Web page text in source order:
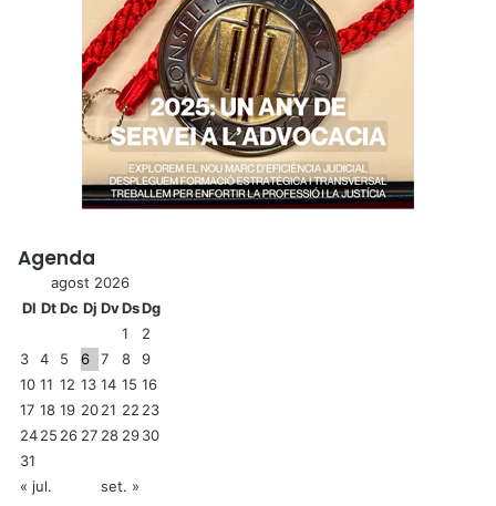
Agenda
agost 2026
Dl DtDc Dj DvDsDg
1
2
3
4 5 6 7 8
9
10 11 12 13 14 15 16
17 18 19 2021 22 23
2425 26 27 28 2930
31
« jul.
set. »